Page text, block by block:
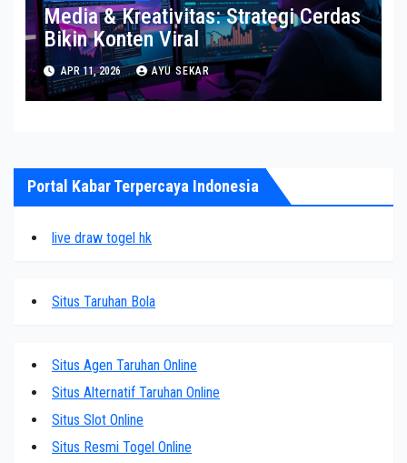
Media & Kreativitas: Strategi Cerdas
Bikin Konten Viral
APR 11, 2026 AYU SEKAR
Portal Kabar Terpercaya Indonesia
live draw togel hk
Situs Taruhan Bola
Situs Agen Taruhan Online
Situs Alternatif Taruhan Online
Situs Slot Online
Situs Resmi Togel Online